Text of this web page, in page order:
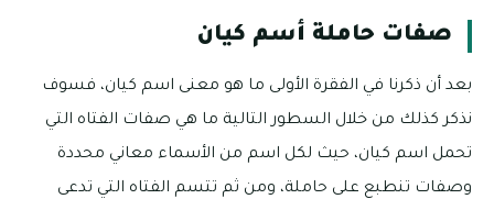
صفات حاملة أسم كيان
بعد أن ذكرنا في الفقرة الأولى ما هو معنى اسم كيان، فسوف
نذكر كذلك من خلال السطور التالية ما هي صفات الفتاه التي
تحمل اسم كيان، حيث لكل اسم من الأسماء معاني محددة
وصفات تنطبع على حاملة، ومن ثم تتسم الفتاه التي تدعى